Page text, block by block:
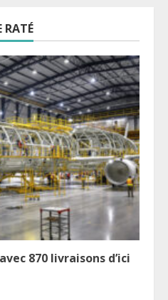
RATÉ
870 livraisons d’ici